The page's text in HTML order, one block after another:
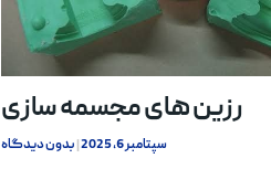
رزین های مجسمه سازی
سپتامبر 6, 2025 بدون دیدگاه